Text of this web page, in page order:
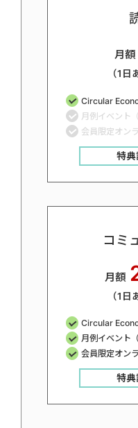
月額
（1日
Circular
月例イベント
会員限定オン
特典
コミ
月額
（1日
Circular
月例イベント
会員限定オン
特典